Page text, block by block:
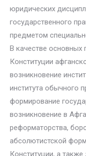
юридических
государственного
предметом
В качестве основных
Конституции
возникновение
института обычного
формирование
возникновение в
реформаторства,
абсолютистской
Конституции, а